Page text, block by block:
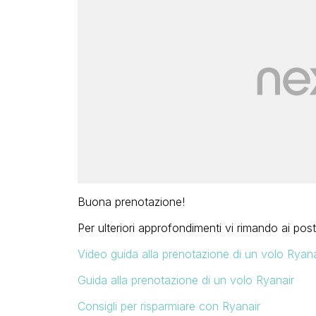
Buona prenotazione!
Per ulteriori approfondimenti vi rimando ai
Video guida alla prenotazione di un volo
Guida alla prenotazione di un volo Ryanair
Consigli per risparmiare con Ryanair